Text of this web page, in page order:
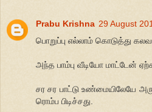
Prabu Krishna 29 August
பொறுப்பு எல்லாம் கொடுத்து
அந்த பாம்பு வீடியோ மாட்டேன்
சர சர பாட்டு உண்மையிலேயே
ரொம்ப பிடிச்சது.